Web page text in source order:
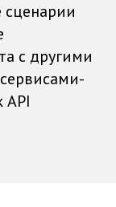
сценарии
с другими
API